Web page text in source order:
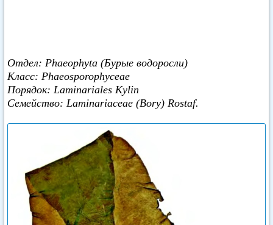
Отдел: Phaeophyta (Бурые водоросли)
Класс: Phaeosporophyceae
Порядок: Laminariales Kylin
Семейство: Laminariaceae (Bory) Rostaf.